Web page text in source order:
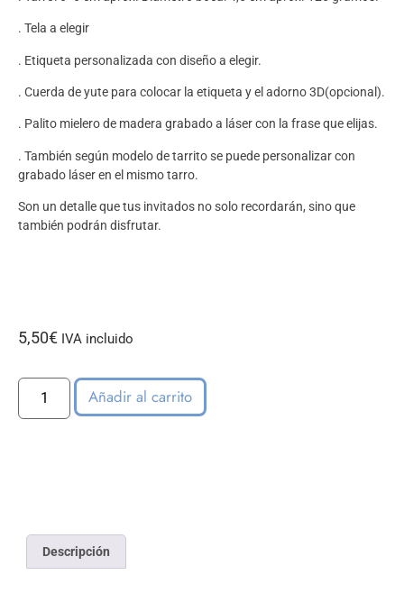
. Tela a elegir
. Etiqueta personalizada con diseño a elegir.
. Cuerda de yute para colocar la etiqueta y el adorno 3D(opcional).
. Palito mielero de madera grabado a láser con la frase que elijas.
. También según modelo de tarrito se puede personalizar con
grabado láser en el mismo tarro.
Son un detalle que tus invitados no solo recordarán, sino que
también podrán disfrutar.
5,50€ IVA incluido
Añadir al carrito
Descripción